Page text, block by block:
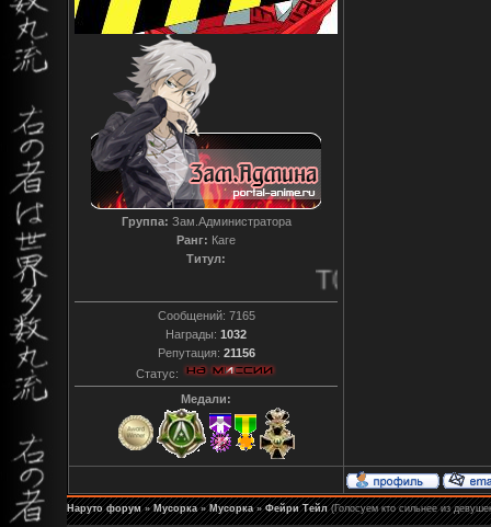
Группа: Зам.Администратора
Ранг: Каге
Титул:
T0reador xD
Сообщений: 7165
Награды: 1032
Репутация: 21156
Статус:
Медали:
Наруто форум » Мусорка » Мусорка » Фейри Тейл (Голосуем кто сильнее из